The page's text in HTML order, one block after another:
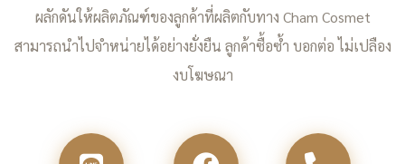
ผลักดันให้ผลิตภัณฑ์ของลูกค้าที่ผลิตกับทาง Cham Cosmet
สามารถนำไปจำหน่ายได้อย่างยั่งยืน ลูกค้าซื้อซ้ำ บอกต่อ ไม่เปลือง
งบโฆษณา